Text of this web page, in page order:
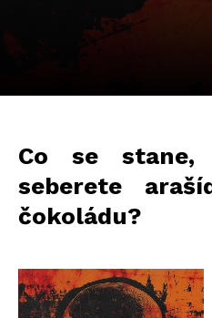
Co se stane,
seberete
čokoládu?